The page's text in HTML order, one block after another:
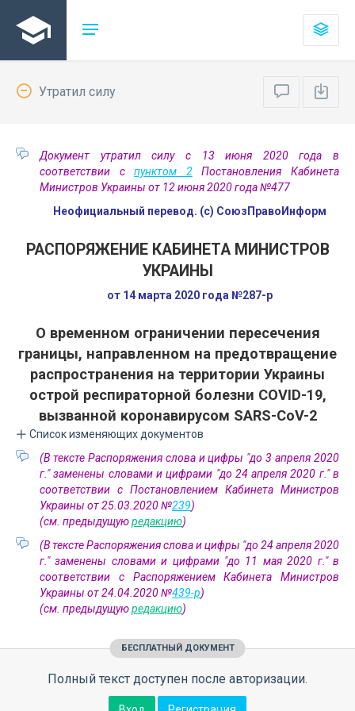
Утратил силу
Документ утратил силу с 13 июня 2020 года в
соответствии спунктом 2Постановления Кабинета
Министров Украины от 12 июня 2020 года №477
Неофициальный перевод. (с) СоюзПравоИнформ
РАСПОРЯЖЕНИЕ КАБИНЕТА МИНИСТРОВ
УКРАИНЫ
от 14 марта 2020 года №287-р
О временном ограничении пересечения
границы, направленном на предотвращение
распространения на территории Украины
острой респираторной болезни COVID-19,
вызванной коронавирусом SARS-CoV-2
Список изменяющих документов
(В тексте Распоряжения слова и цифры "до 3 апреля 2020
г." заменены словами и цифрами "до 24 апреля 2020 г." в
соответствии с Постановлением Кабинета Министров
Украины от 25.03.2020 №239)
(см. предыдущуюредакцию)
(В тексте Распоряжения слова и цифры "до 24 апреля 2020
г." заменены словами и цифрами "до 11 мая 2020 г." в
соответствии с Распоряжением Кабинета Министров
Украины от 24.04.2020 №439-р)
(см. предыдущуюредакцию)
БЕСПЛАТНЫЙ ДОКУМЕНТ
Полный текст доступен после авторизации.